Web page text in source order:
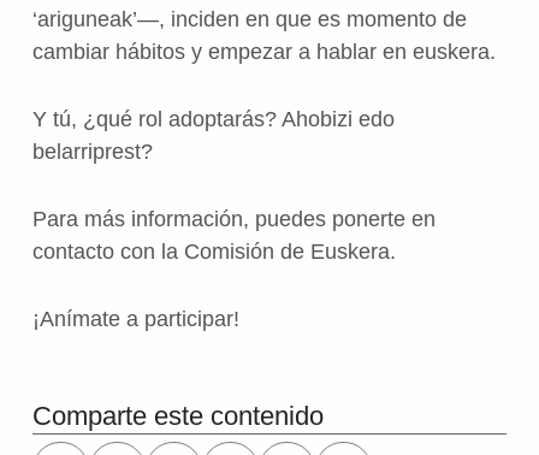
‘ariguneak’—, inciden en que es momento de
cambiar hábitos y empezar a hablar en euskera.
Y tú, ¿qué rol adoptarás? Ahobizi edo
belarriprest?
Para más información, puedes ponerte en
contacto con la Comisión de Euskera.
¡Anímate a participar!
Comparte este contenido